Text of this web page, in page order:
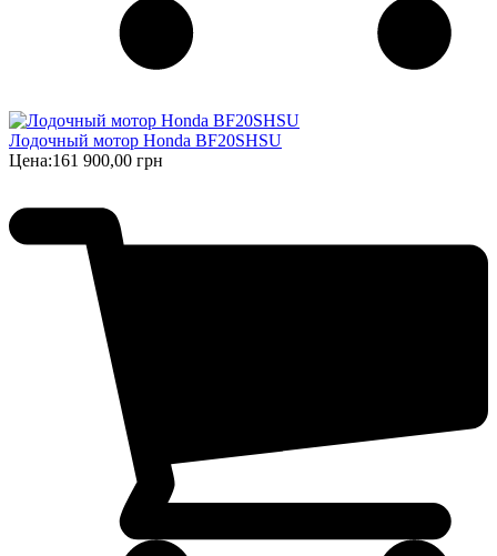
Лодочный мотор Honda BF20SHSU
Цена:161 900,00 грн